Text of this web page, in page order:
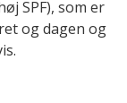
SPF), som er
og dagen og